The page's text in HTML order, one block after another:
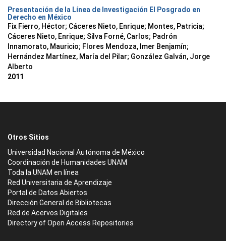
Presentación de la Línea de Investigación El Posgrado en
Derecho en México
Fix Fierro, Héctor; Cáceres Nieto, Enrique; Montes, Patricia;
Cáceres Nieto, Enrique; Silva Forné, Carlos; Padrón
Innamorato, Mauricio; Flores Mendoza, Imer Benjamín;
Hernández Martínez, María del Pilar; González Galván, Jorge
Alberto
2011
Otros Sitios
Universidad Nacional Autónoma de México
Coordinación de Humanidades UNAM
Toda la UNAM en línea
Red Universitaria de Aprendizaje
Portal de Datos Abiertos
Dirección General de Bibliotecas
Red de Acervos Digitales
Directory of Open Access Repositories